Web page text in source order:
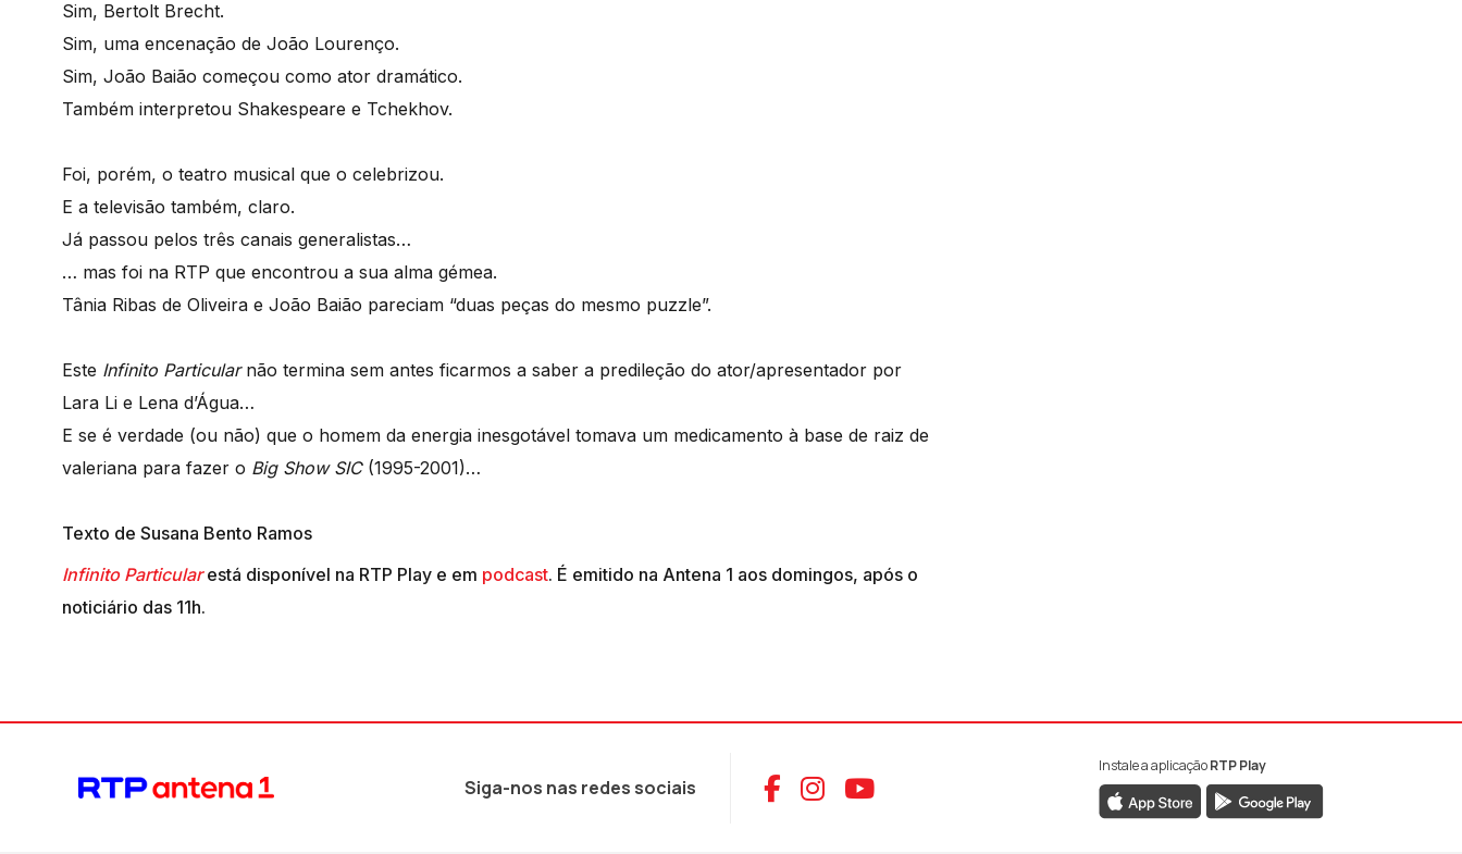
Sim, Bertolt Brecht.
Sim, uma encenação de João Lourenço.
Sim, João Baião começou como ator dramático.
Também interpretou Shakespeare e Tchekhov.
Foi, porém, o teatro musical que o celebrizou.
E a televisão também, claro.
Já passou pelos três canais generalistas…
… mas foi na RTP que encontrou a sua alma gémea.
Tânia Ribas de Oliveira e João Baião pareciam “duas peças do mesmo puzzle”.
Este Infinito Particularnão termina sem antes ficarmos a saber a predileção do ator/apresentador por
Lara Li e Lena d’Água…
E se é verdade (ou não) que o homem da energia inesgotável tomava um medicamento à base de raiz de
valeriana para fazer o Big Show SIC(1995-2001)…
Texto de Susana Bento Ramos
Infinito Particularestá disponível na RTP Play e em podcast. É emitido na Antena 1 aos domingos, após o
noticiário das 11h.
Siga-nos nas redes sociais Aceder ao Facebook da RTP Antena 1
Aceder ao Instagram da RTP Antena 1
Aceder ao YouTube da RTP Antena 1
Instale a aplicaçãoRTP Play